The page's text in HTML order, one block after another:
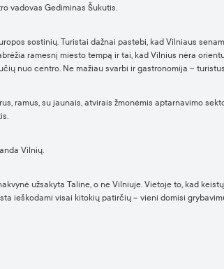
vadovas Gediminas Šukutis.
sostinių. Turistai dažnai pastebi, kad Vilniaus
ramesnį miesto tempą ir tai, kad Vilnius nėra
nuo centro. Ne mažiau svarbi ir gastronomija –
ramus, su jaunais, atvirais žmonėmis aptarnavimo
Vilnių.
užsakyta Taline, o ne Vilniuje. Vietoje to, kad
ieškodami visai kitokių patirčių – vieni domisi